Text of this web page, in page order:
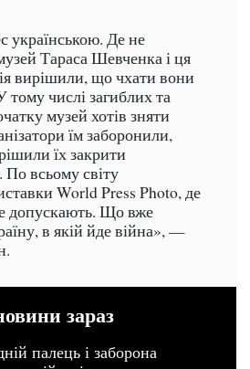
українською. Де не
Тараса Шевченка і ця
вирішили, що чхати вони
тому числі загиблих та
музей хотів зняти
їм заборонили,
їх закрити
всьому світу
World Press Photo, де
допускають. Що вже
в якій йде війна», —
зараз
палець і заборона